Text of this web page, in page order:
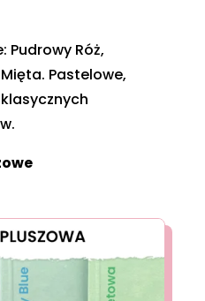
Pudrowy Róż,
Pastelowe,